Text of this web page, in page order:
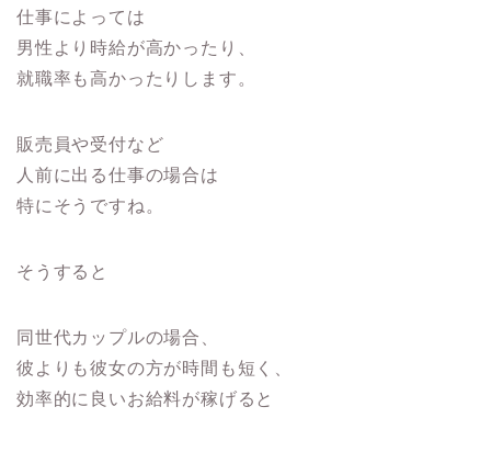
仕事によっては
男性より時給が高かったり、
就職率も高かったりします。
販売員や受付など
人前に出る仕事の場合は
特にそうですね。
そうすると
同世代カップルの場合、
彼よりも彼女の方が時間も短く、
効率的に良いお給料が稼げると